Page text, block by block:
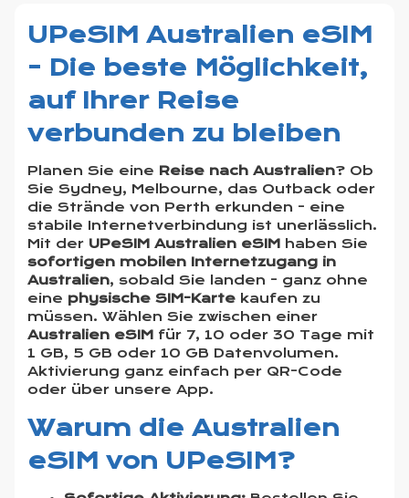
UPeSIM Australien eSIM
- Die beste Möglichkeit,
auf Ihrer Reise
verbunden zu bleiben
Planen Sie eine Reise nach Australien? Ob
Sie Sydney, Melbourne, das Outback oder
die Strände von Perth erkunden - eine
stabile Internetverbindung ist unerlässlich.
Mit der UPeSIM Australien eSIM haben Sie
sofortigen mobilen Internetzugang in
Australien, sobald Sie landen - ganz ohne
eine physische SIM-Karte kaufen zu
müssen. Wählen Sie zwischen einer
Australien eSIM für 7, 10 oder 30 Tage mit
1 GB, 5 GB oder 10 GB Datenvolumen.
Aktivierung ganz einfach per QR-Code
oder über unsere App.
Warum die Australien
eSIM von UPeSIM?